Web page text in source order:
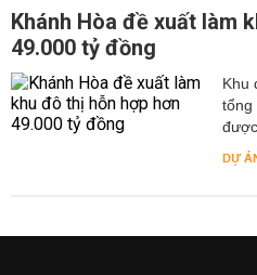
Khánh Hòa đề xuất làm
49.000 tỷ đồng
Khu
tổng
DỰ